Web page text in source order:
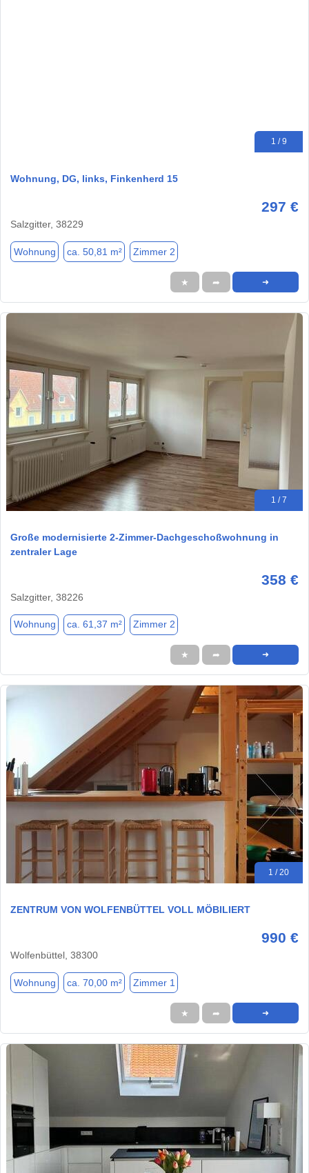
1 / 9
Wohnung, DG, links, Finkenherd 15
297 €
Salzgitter, 38229
Wohnung ca. 50,81 m² Zimmer 2
★ ➦ ➜
1 / 7
Große modernisierte 2-Zimmer-Dachgeschoßwohnung in
zentraler Lage
358 €
Salzgitter, 38226
Wohnung ca. 61,37 m² Zimmer 2
★ ➦ ➜
1 / 20
ZENTRUM VON WOLFENBÜTTEL VOLL MÖBILIERT
990 €
Wolfenbüttel, 38300
Wohnung ca. 70,00 m² Zimmer 1
★ ➦ ➜